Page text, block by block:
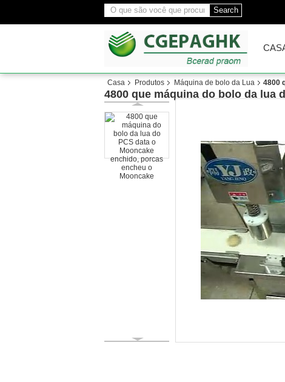
Search
Casa Produtos Máquina de bolo da Lua 4800
4800 que máquina do bolo da lua